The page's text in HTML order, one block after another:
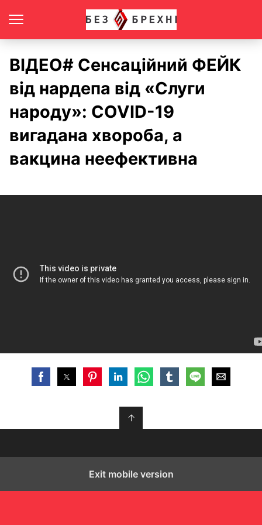
ВІДЕО# Сенсаційний ФЕЙК
від нардепа від «Слуги
народу»: COVID-19
вигадана хвороба, а
вакцина неефективна
↑
Exit mobile version